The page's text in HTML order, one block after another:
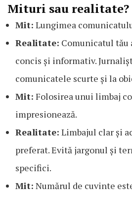
Mituri sau realitate?
Mit: Lungimea
Realitate: Comunicatul tău
concis și informativ.
comunicatele scurte și la
Mit: Folosirea unui limbaj
impresionează.
Realitate: Limbajul clar și
preferat. Evită jargonul și
specifici.
Mit: Numărul de cuvinte